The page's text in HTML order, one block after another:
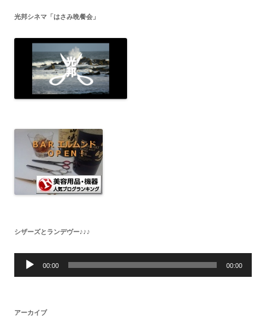
光邦シネマ「はさみ晩餐会」
シザーズとランデヴー♪♪♪
音
00:00 00:00
アーカイブ